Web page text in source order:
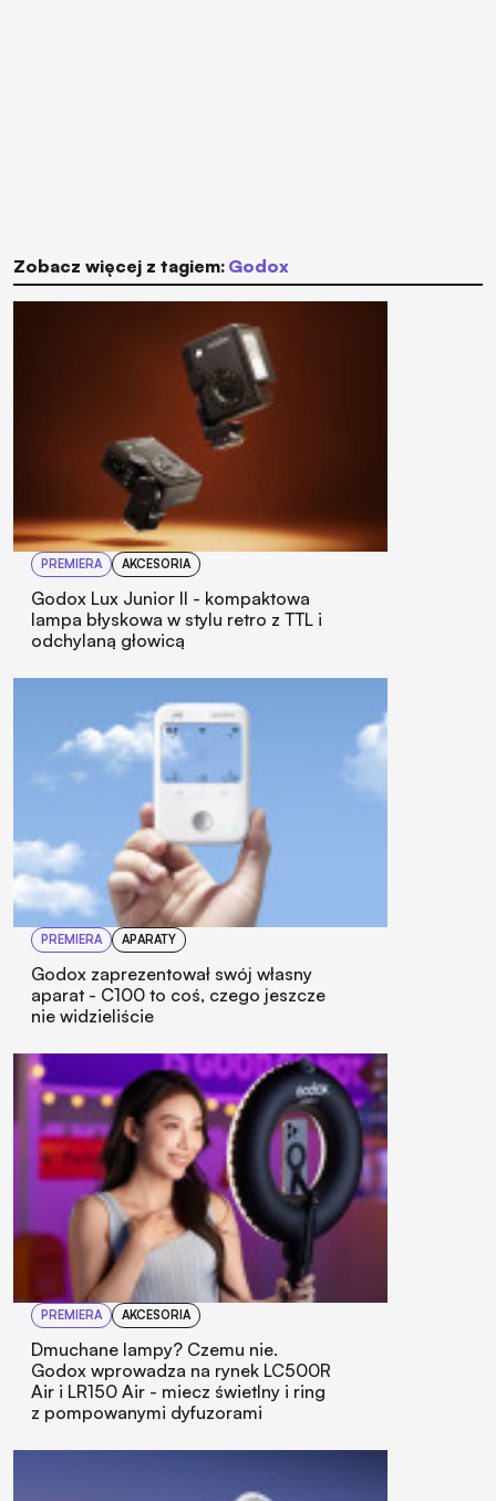
Zobacz więcej z tagiem: Godox
PREMIERA AKCESORIA
Godox Lux Junior II - kompaktowa
lampa błyskowa w stylu retro z TTL i
odchylaną głowicą
PREMIERA APARATY
Godox zaprezentował swój własny
aparat - C100 to coś, czego jeszcze
nie widzieliście
PREMIERA AKCESORIA
Dmuchane lampy? Czemu nie.
Godox wprowadza na rynek LC500R
Air i LR150 Air - miecz świetlny i ring
z pompowanymi dyfuzorami